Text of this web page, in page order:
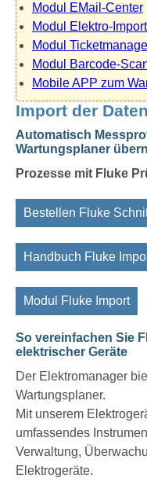
Modul EMail-Center
Modul Elektro-
Modul
Modul Barcode-
Mobile APP zum
Import der
Automatisch
Wartungsplaner
Prozesse mit Fluke
Bestellen Fluke
Handbuch Fluke
Modul Fluke Import
So vereinfachen Sie
elektrischer Geräte
Der Elektromanager
Wartungsplaner.
Mit unserem
umfassendes
Verwaltung,
Elektrogeräte.